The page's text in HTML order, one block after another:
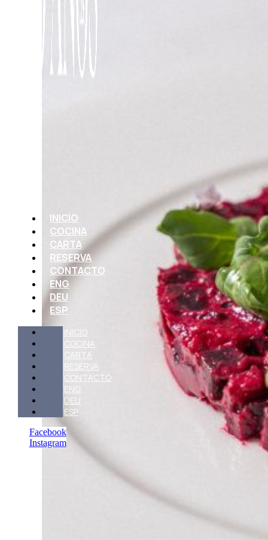
INICIO
COCINA
CARTA
RESERVA
CONTACTO
ENG
DEU
ESP
INICIO
COCINA
CARTA
RESERVA
CONTACTO
ENG
DEU
ESP
Facebook
Instagram